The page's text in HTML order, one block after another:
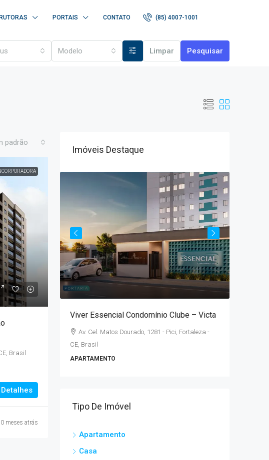
PORTAIS CONTATO (85) 4007-1001
Modelo Limpar Pesquisar
padrão
Brasil
Detalhes
meses atrás
Imóveis Destaque
Brasil
Viver Essencial Condomínio Clube – Victa
Av. Cel. Matos Dourado, 1281 - Pici, Fortaleza -
CE, Brasil
APARTAMENTO
Tipo De Imóvel
Apartamento
Casa